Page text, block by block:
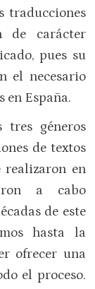
traducciones
de carácter
pues su
el necesario
en España.
tres géneros
de textos
realizaron en
a cabo
de este
hasta la
ofrecer una
el proceso.